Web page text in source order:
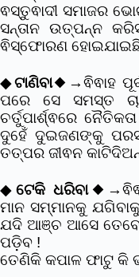
ଵସ୍ତୁଵାଦୀ ସମାଜର
ସନ୍ତାନ ଉତ୍ପନ୍ନ
ଵିସ୍ଫୋରଣ
◆ଟାଣିବା◆→ଵିଵାହ
ପରେ ସେ ସମସ୍ତ
ଚର୍ତୁପାର୍ଶ୍ଵରେ
ଦୁହେଁ ଦୁଇଜଣଙ୍କୁ
ତତ୍ପର ଜୀଵନ
◆ ଟେକି ଧରିବା
ମାନ ସମ୍ମାନକୁ
ଯଦି ଆଞ୍ଚ ଆସେ
ପଡି଼ବ !
ତେଣିକି କପାଳ ଫାଟୁ କି